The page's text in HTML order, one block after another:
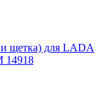
и щетка) для LADA
14918